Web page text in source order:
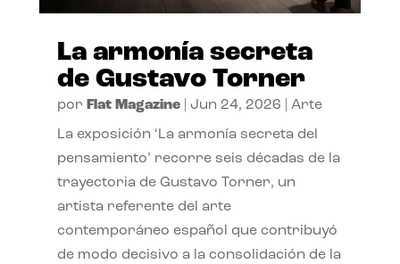
La armonía secreta
de Gustavo Torner
por Flat Magazine| Jun 24, 2026 Arte
La exposición ‘La armonía secreta del
pensamiento’ recorre seis décadas de la
trayectoria de Gustavo Torner, un
artista referente del arte
contemporáneo español que contribuyó
de modo decisivo a la consolidación de la